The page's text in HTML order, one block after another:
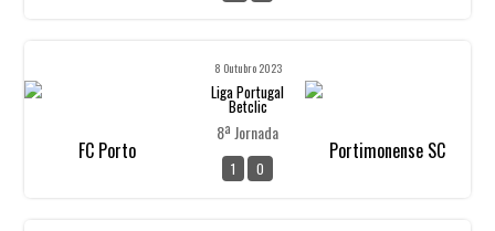
FC Porto
8 Outubro 2023
Liga Portugal
Betclic
8ª Jornada
1 0
Portimonense SC